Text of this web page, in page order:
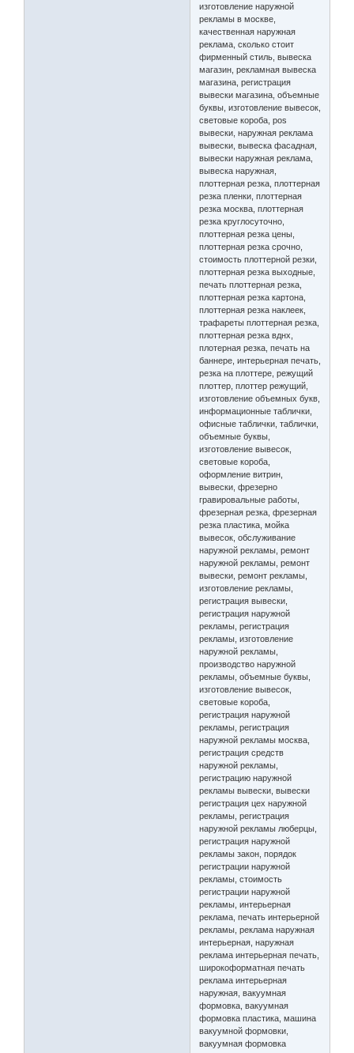
изготовление наружной
рекламы в москве,
качественная наружная
реклама, сколько стоит
фирменный стиль, вывеска
магазин, рекламная вывеска
магазина, регистрация
вывески магазина, объемные
буквы, изготовление вывесок,
световые короба, pos
вывески, наружная реклама
вывески, вывеска фасадная,
вывески наружная реклама,
вывеска наружная,
плоттерная резка, плоттерная
резка пленки, плоттерная
резка москва, плоттерная
резка круглосуточно,
плоттерная резка цены,
плоттерная резка срочно,
стоимость плоттерной резки,
плоттерная резка выходные,
печать плоттерная резка,
плоттерная резка картона,
плоттерная резка наклеек,
трафареты плоттерная резка,
плоттерная резка вднх,
плотерная резка, печать на
баннере, интерьерная печать,
резка на плоттере, режущий
плоттер, плоттер режущий,
изготовление объемных букв,
информационные таблички,
офисные таблички, таблички,
объемные буквы,
изготовление вывесок,
световые короба,
оформление витрин,
вывески, фрезерно
гравировальные работы,
фрезерная резка, фрезерная
резка пластика, мойка
вывесок, обслуживание
наружной рекламы, ремонт
наружной рекламы, ремонт
вывески, ремонт рекламы,
изготовление рекламы,
регистрация вывески,
регистрация наружной
рекламы, регистрация
рекламы, изготовление
наружной рекламы,
производство наружной
рекламы, объемные буквы,
изготовление вывесок,
световые короба,
регистрация наружной
рекламы, регистрация
наружной рекламы москва,
регистрация средств
наружной рекламы,
регистрацию наружной
рекламы вывески, вывески
регистрация цех наружной
рекламы, регистрация
наружной рекламы люберцы,
регистрация наружной
рекламы закон, порядок
регистрации наружной
рекламы, стоимость
регистрации наружной
рекламы, интерьерная
реклама, печать интерьерной
рекламы, реклама наружная
интерьерная, наружная
реклама интерьерная печать,
широкоформатная печать
реклама интерьерная
наружная, вакуумная
формовка, вакуумная
формовка пластика, машина
вакуумной формовки,
вакуумная формовка